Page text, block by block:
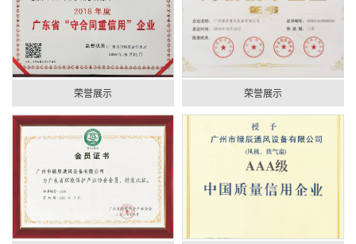
荣誉展示 荣誉展示